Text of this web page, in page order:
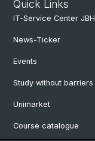
Quick Links
IT-Service Center JBH
News-Ticker
Events
Study without barriers
Unimarket
Course catalogue